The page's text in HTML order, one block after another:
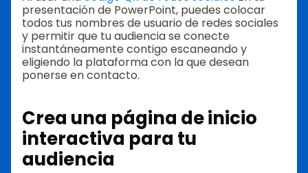
presentación de PowerPoint, puedes colocar
todos tus nombres de usuario de redes sociales
y permitir que tu audiencia se conecte
instantáneamente contigo escaneando y
eligiendo la plataforma con la que desean
ponerse en contacto.
Crea una página de inicio
interactiva para tu
audiencia